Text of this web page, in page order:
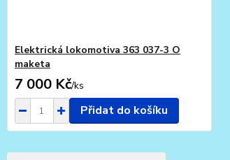
Elektrická lokomotiva 363 037-3 O
maketa
7 000 Kč/ks
Přidat do košíku